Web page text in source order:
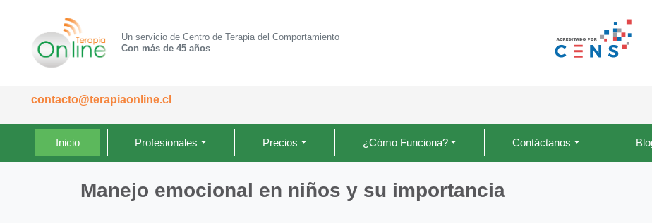
Un servicio de Centro de Terapia del Comportamiento
Con más de 45 años
contacto@terapiaonline.cl
Inicio Profesionales Precios ¿Cómo Funciona? Contáctanos
Manejo emocional en niños y su importancia